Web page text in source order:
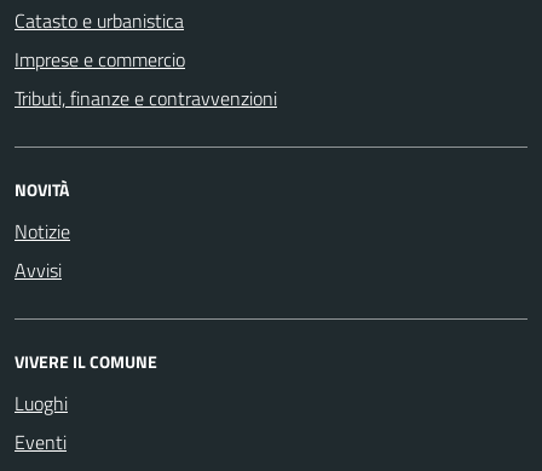
Catasto e urbanistica
Imprese e commercio
Tributi, finanze e contravvenzioni
NOVITÀ
Notizie
Avvisi
VIVERE IL COMUNE
Luoghi
Eventi